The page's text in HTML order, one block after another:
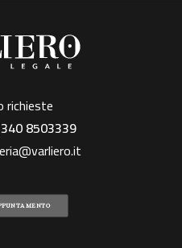
richieste
340 8503339